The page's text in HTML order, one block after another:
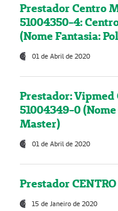
Prestador Centro
51004350-4:
(Nome Fantasia:
01 de Abril de 2020
Prestador:
51004349-0
Master)
01 de Abril de 2020
Prestador
15 de Janeiro de 2020